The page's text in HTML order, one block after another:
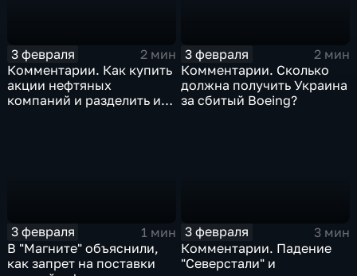
3 февраля
2 мин
Комментарии. Как купить
акции нефтяных
компаний и разделить их
3 февраля
2 мин
Комментарии. Сколько
должна получить Украина
за сбитый Boeing?
3 февраля
1 мин
В "Магните" объяснили,
как запрет на поставки
3 февраля
3 мин
Комментарии. Падение
"Северстали" и